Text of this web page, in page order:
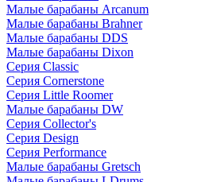
Малые барабаны Arcanum
Малые барабаны Brahner
Малые барабаны DDS
Малые барабаны Dixon
Серия Classic
Серия Cornerstone
Серия Little Roomer
Малые барабаны DW
Серия Collector's
Серия Design
Серия Performance
Малые барабаны Gretsch